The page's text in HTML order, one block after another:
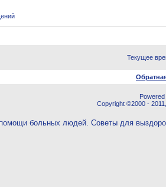
Текущее
Copyright ©2000 -
больных людей. Советы для